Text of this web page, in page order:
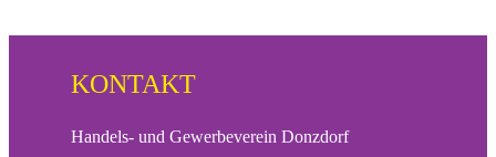
KONTAKT
Handels- und Gewerbeverein Donzdorf